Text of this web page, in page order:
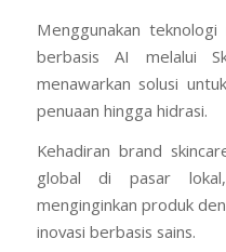
Menggunakan
berbasis AI melalui
menawarkan solusi
penuaan hingga hidrasi.
Kehadiran brand
global di pasar
menginginkan produk
inovasi berbasis sains.